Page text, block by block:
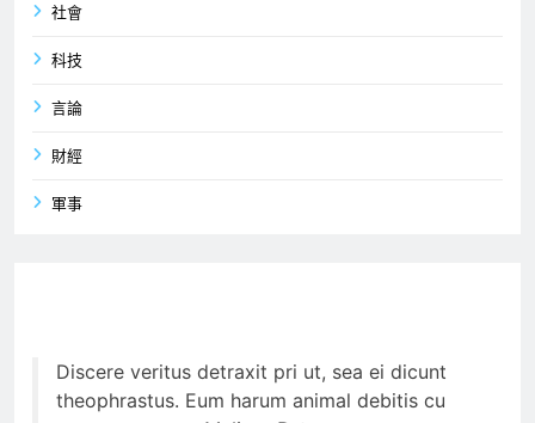
社會
科技
言論
財經
軍事
Discere veritus detraxit pri ut, sea ei dicunt
theophrastus. Eum harum animal debitis cu